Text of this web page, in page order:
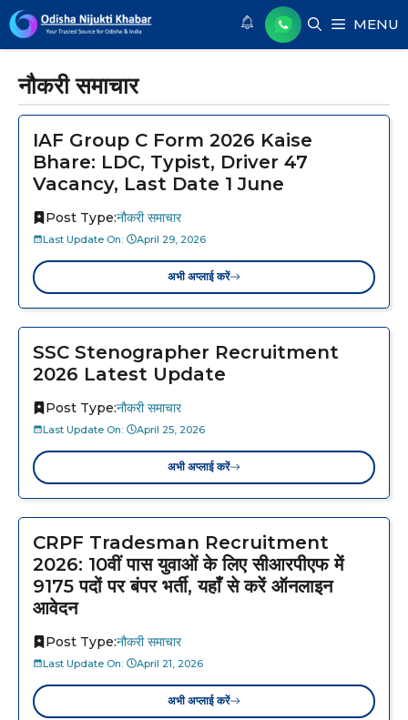
Skip
to
content
MENU
नौकरी समाचार
IAF Group C Form 2026 Kaise
Bhare: LDC, Typist, Driver 47
Vacancy, Last Date 1 June
Post Type:नौकरी समाचार
Last Update On: April 29, 2026
अभी अप्लाई करें
SSC Stenographer Recruitment
2026 Latest Update
Post Type:नौकरी समाचार
Last Update On: April 25, 2026
अभी अप्लाई करें
CRPF Tradesman Recruitment
2026: 10वीं पास युवाओं के लिए सीआरपीएफ में
9175 पदों पर बंपर भर्ती, यहाँ से करें ऑनलाइन
आवेदन
Post Type:नौकरी समाचार
Last Update On: April 21, 2026
अभी अप्लाई करें